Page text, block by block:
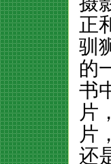
正
驯
的
书
片
片
还